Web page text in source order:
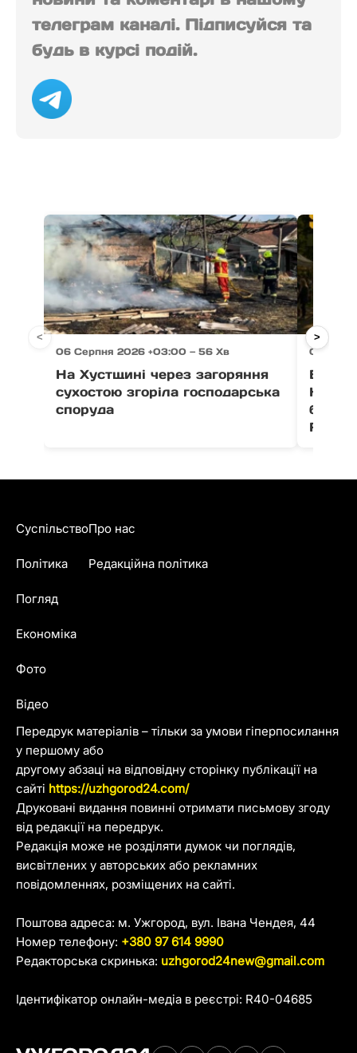
телеграм каналі. Підписуйся та
будь в курсі подій.
06 Серпня 2026 +03:00 — 56 Хв
На Хустщині через загоряння
сухостою згоріла господарська
споруда
06
В
Fest
< >
Передрук матеріалів – тільки за умови гіперпосилання
у першому або
другому абзаці на відповідну сторінку публікації на
сайті https://uzhgorod24.com/
Друковані видання повинні отримати письмову згоду
від редакції на передрук.
Редакція може не розділяти думок чи поглядів,
висвітлених у авторських або рекламних
повідомленнях, розміщених на сайті.
Поштова адреса: м. Ужгород, вул. Івана Чендея, 44
Номер телефону: +380 97 614 9990
Редакторська скринька: uzhgorod24new@gmail.com
Ідентифікатор онлайн-медіа в реєстрі: R40-04685
Суспільство
Політика
Погляд
Економіка
Фото
Відео
Про нас
Редакційна політика